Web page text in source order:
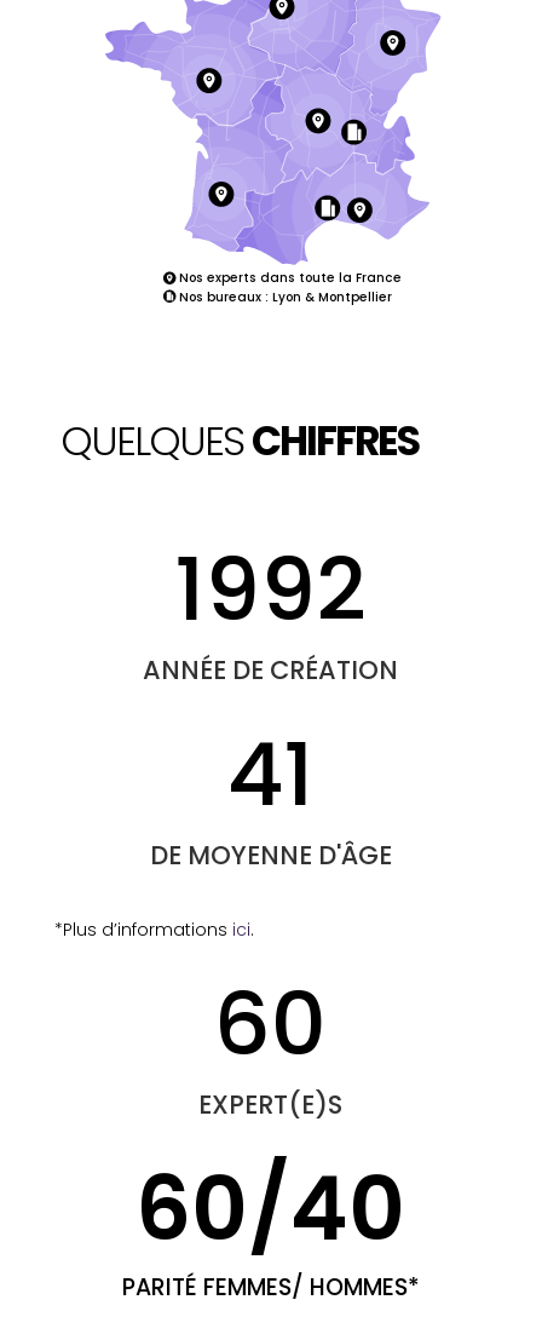
Nos experts dans toute la France
Nos bureaux : Lyon & Montpellier
QUELQUESCHIFFRES
1992
ANNÉE DE CRÉATION
41
DE MOYENNE D'ÂGE
*Plus d’informations ici.
60
EXPERT(E)S
60/40
PARITÉ FEMMES/ HOMMES*